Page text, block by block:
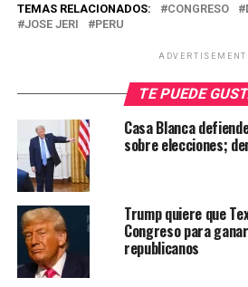
TEMAS RELACIONADOS: CONGRESO
JOSE JERI
PERU
ADVERTISEMENT
TE PUEDE
Casa Blanca
sobre elecciones;
Trump quiere que
Congreso para
republicanos